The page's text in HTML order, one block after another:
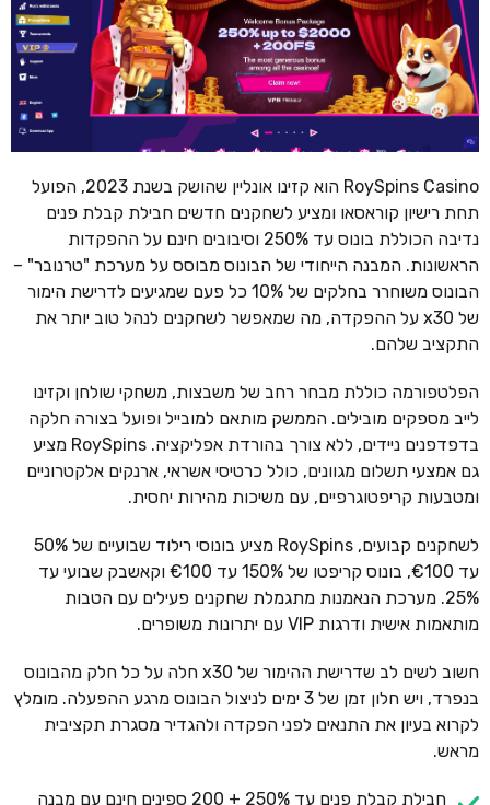
RoySpins Casino הוא קזינו אונליין שהושק בשנת 2023, הפועל
תחת רישיון קוראסאו ומציע לשחקנים חדשים חבילת קבלת פנים
נדיבה הכוללת בונוס עד 250% וסיבובים חינם על ההפקדות
הראשונות. המבנה הייחודי של הבונוס מבוסס על מערכת "טרנובר" –
הבונוס משוחרר בחלקים של 10% כל פעם שמגיעים לדרישת הימור
של x30 על ההפקדה, מה שמאפשר לשחקנים לנהל טוב יותר את
התקציב שלהם.
הפלטפורמה כוללת מבחר רחב של משבצות, משחקי שולחן וקזינו
לייב מספקים מובילים. הממשק מותאם למובייל ופועל בצורה חלקה
בדפדפנים ניידים, ללא צורך בהורדת אפליקציה. RoySpins מציע
גם אמצעי תשלום מגוונים, כולל כרטיסי אשראי, ארנקים אלקטרוניים
ומטבעות קריפטוגרפיים, עם משיכות מהירות יחסית.
לשחקנים קבועים, RoySpins מציע בונוסי רילוד שבועיים של 50%
עד €100, בונוס קריפטו של 150% עד €100 וקאשבק שבועי עד
25%. מערכת הנאמנות מתגמלת שחקנים פעילים עם הטבות
מותאמות אישית ודרגות VIP עם יתרונות משופרים.
חשוב לשים לב שדרישת ההימור של x30 חלה על כל חלק מהבונוס
בנפרד, ויש חלון זמן של 3 ימים לניצול הבונוס מרגע ההפעלה. מומלץ
לקרוא בעיון את התנאים לפני הפקדה ולהגדיר מסגרת תקציבית
מראש.
חבילת קבלת פנים עד 250% + 200 ספינים חינם עם מבנה